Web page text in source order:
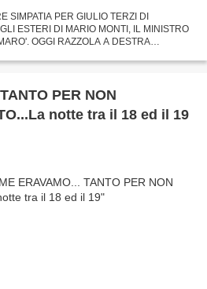
SIMPATIA PER GIULIO TERZI DI
ESTERI DI MARIO MONTI, IL MINISTRO
OGGI RAZZOLA A DESTRA
PER NON
notte tra il 18 ed il 19